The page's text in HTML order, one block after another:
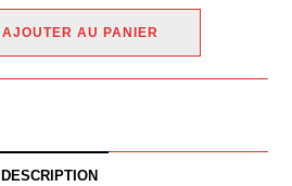
AJOUTER AU PANIER
DESCRIPTION